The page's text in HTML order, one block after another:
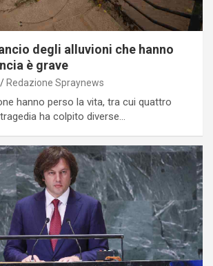
degli alluvioni che hanno
è grave
Redazione Spraynews
hanno perso la vita, tra cui quattro
ha colpito diverse…